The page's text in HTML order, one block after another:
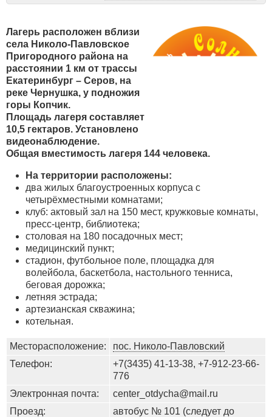
Лагерь расположен вблизи
села Николо-Павловское
Пригородного района на
расстоянии 1 км от трассы
Екатеринбург – Серов, на
реке Чернушка, у подножия
горы Копчик.
Площадь лагеря составляет
10,5 гектаров. Установлено
видеонаблюдение.
Общая вместимость лагеря 144 человека.
На территории расположены:
два жилых благоустроенных корпуса с
четырёхместными комнатами;
клуб: актовый зал на 150 мест, кружковые комнаты,
пресс-центр, библиотека;
столовая на 180 посадочных мест;
медицинский пункт;
стадион, футбольное поле, площадка для
волейбола, баскетбола, настольного тенниса,
беговая дорожка;
летняя эстрада;
артезианская скважина;
котельная.
Месторасположение:
пос. Николо-Павловский
Телефон:
+7(3435) 41-13-38, +7-912-23-66-
776
Электронная почта:
center_otdycha@mail.ru
Проезд:
автобус № 101 (следует до